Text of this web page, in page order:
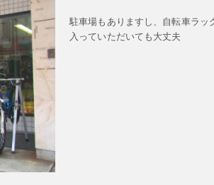
駐車場もありますし、自転車ラ
入っていただいても大丈夫